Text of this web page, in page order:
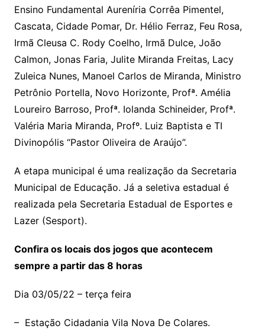
Ensino Fundamental Aureníria Corrêa Pimentel,
Cascata, Cidade Pomar, Dr. Hélio Ferraz, Feu Rosa,
Irmã Cleusa C. Rody Coelho, Irmã Dulce, João
Calmon, Jonas Faria, Julite Miranda Freitas, Lacy
Zuleica Nunes, Manoel Carlos de Miranda, Ministro
Petrônio Portella, Novo Horizonte, Profª. Amélia
Loureiro Barroso, Profª. Iolanda Schineider, Profª.
Valéria Maria Miranda, Profº. Luiz Baptista e TI
Divinopólis “Pastor Oliveira de Araújo”.
A etapa municipal é uma realização da Secretaria
Municipal de Educação. Já a seletiva estadual é
realizada pela Secretaria Estadual de Esportes e
Lazer (Sesport).
Confira os locais dos jogos que acontecem
sempre a partir das 8 horas
Dia 03/05/22 – terça feira
– Estação Cidadania Vila Nova De Colares.